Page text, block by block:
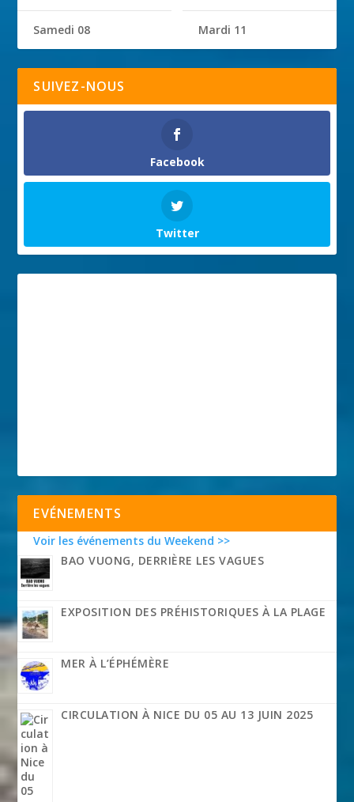
Samedi 08 Mardi 11
SUIVEZ-NOUS
Facebook
Twitter
EVÉNEMENTS
Voir les événements du Weekend >>
BAO VUONG, DERRIÈRE LES VAGUES
EXPOSITION DES PRÉHISTORIQUES À LA PLAGE
MER À L’ÉPHÉMÈRE
CIRCULATION À NICE DU 05 AU 13 JUIN 2025